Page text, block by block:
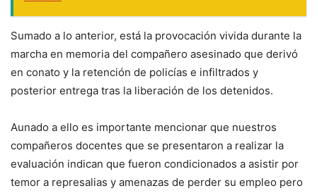
Sumado a lo anterior, está la provocación vivida durante la
marcha en memoria del compañero asesinado que derivó
en conato y la retención de policías e infiltrados y
posterior entrega tras la liberación de los detenidos.
Aunado a ello es importante mencionar que nuestros
compañeros docentes que se presentaron a realizar la
evaluación indican que fueron condicionados a asistir por
temor a represalias y amenazas de perder su empleo pero